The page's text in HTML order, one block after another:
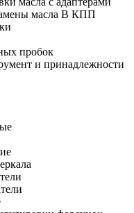
масла В КПП
пробок
и принадлежности